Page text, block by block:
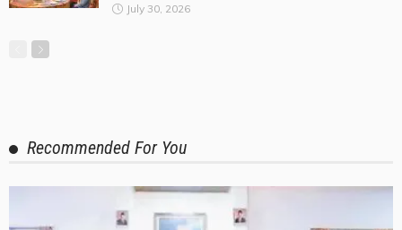
July 30, 2026
Recommended For You